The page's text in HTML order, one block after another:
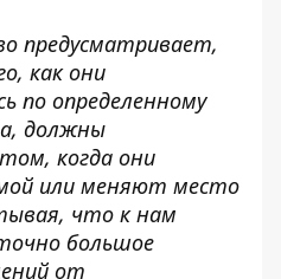
предусматривает,
как они
по определенному
должны
когда они
или меняют место
что к нам
большое
от